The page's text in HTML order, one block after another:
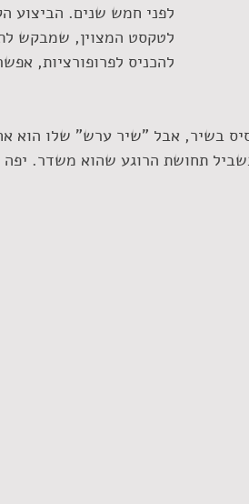
לפני חמש שנים. הביצוע
לטקסט המצוין, שמבקש
להכניס לפרופורציות,
בשיר, אבל "שיר ערש" שלו הוא
תחושת הרוגע שהוא משדר. יפה